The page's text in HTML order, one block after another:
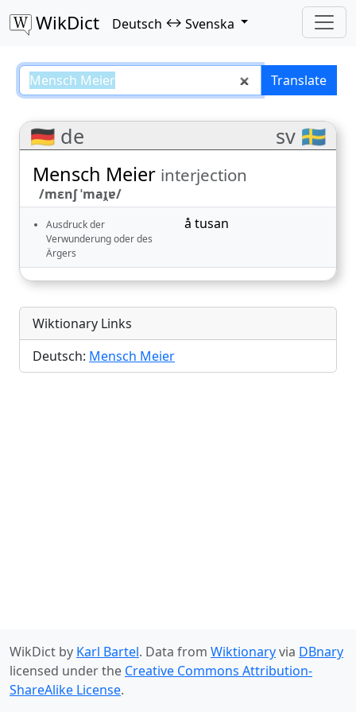
WikDict Deutsch ↔ Svenska
Mensch Meier – Translate
🇩🇪 de sv 🇸🇪
Mensch Meier interjection
/mɛnʃ ˈmaɪ̯ɐ/
Ausdruck der
Verwunderung oder des
Ärgers
å tusan
Wiktionary Links
Deutsch: Mensch Meier
WikDict by Karl Bartel. Data from Wiktionaryvia DBnary
licensed under the Creative Commons Attribution-
ShareAlike License.